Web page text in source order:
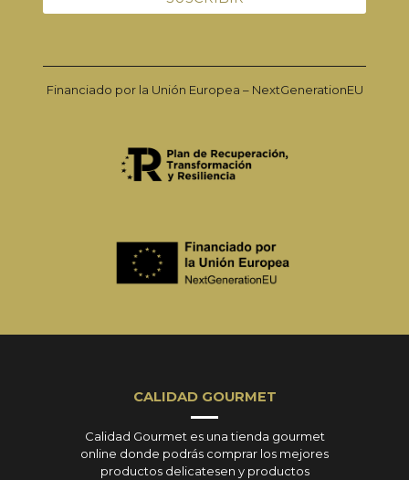
Financiado por la Unión Europea – NextGenerationEU
CALIDAD GOURMET
Calidad Gourmet es una tienda gourmet
online donde podrás comprar los mejores
productos delicatesen y productos